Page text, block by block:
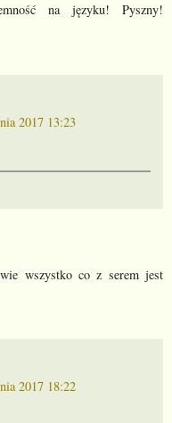
na języku! Pyszny!
2017 13:23
wszystko co z serem jest
2017 18:22